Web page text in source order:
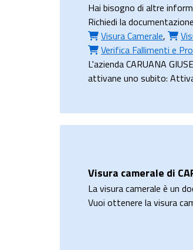
Hai bisogno di altre
Richiedi la
Visura Camerale,
Verifica Fallimenti e
L'azienda CARUANA
attivane uno subito:
Visura camerale di
La visura camerale è un
Vuoi ottenere la visura